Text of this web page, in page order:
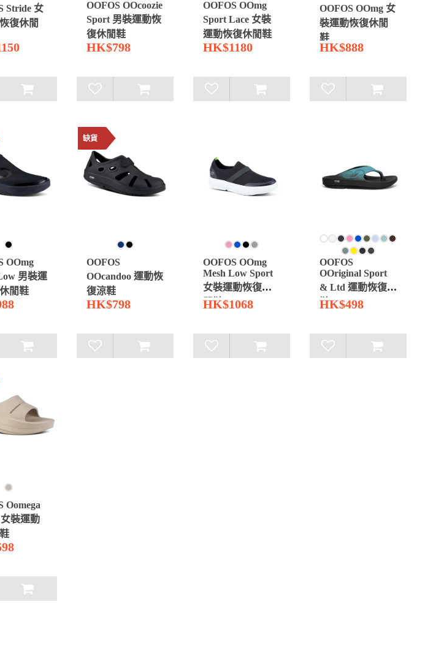
Stride 女
復休閒
OOFOS OOcoozie
Sport 男裝運動恢
復休閒鞋
HK$798
OOFOS OOmg
Sport Lace 女裝
運動恢復休閒鞋
HK$1180
OOFOS OOmg 女
裝運動恢復休閒
鞋
HK$888
OOmg
男裝運
閒鞋
缺貨
OOFOS
OOcandoo 運動恢
復涼鞋
HK$798
OOFOS OOmg
Mesh Low Sport
女裝運動恢復休
閒鞋
HK$1068
OOFOS
OOriginal Sport
& Ltd 運動恢復拖
鞋
HK$498
Oomega
裝運動